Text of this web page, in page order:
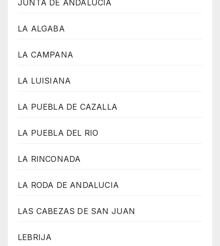
JUNTA DE ANDALUCIA
LA ALGABA
LA CAMPANA
LA LUISIANA
LA PUEBLA DE CAZALLA
LA PUEBLA DEL RIO
LA RINCONADA
LA RODA DE ANDALUCIA
LAS CABEZAS DE SAN JUAN
LEBRIJA